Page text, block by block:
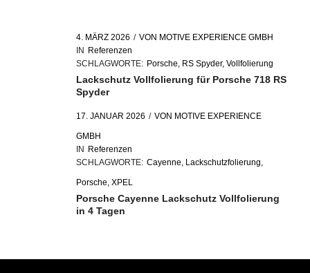
4. MÄRZ 2026 / VON MOTIVE EXPERIENCE GMBH
IN
Referenzen
SCHLAGWORTE: Porsche, RS Spyder, Vollfolierung
Lackschutz Vollfolierung für Porsche 718 RS
Spyder
17. JANUAR 2026 / VON MOTIVE EXPERIENCE
GMBH
IN
Referenzen
SCHLAGWORTE: Cayenne, Lackschutzfolierung,
Porsche, XPEL
Porsche Cayenne Lackschutz Vollfolierung
in 4 Tagen